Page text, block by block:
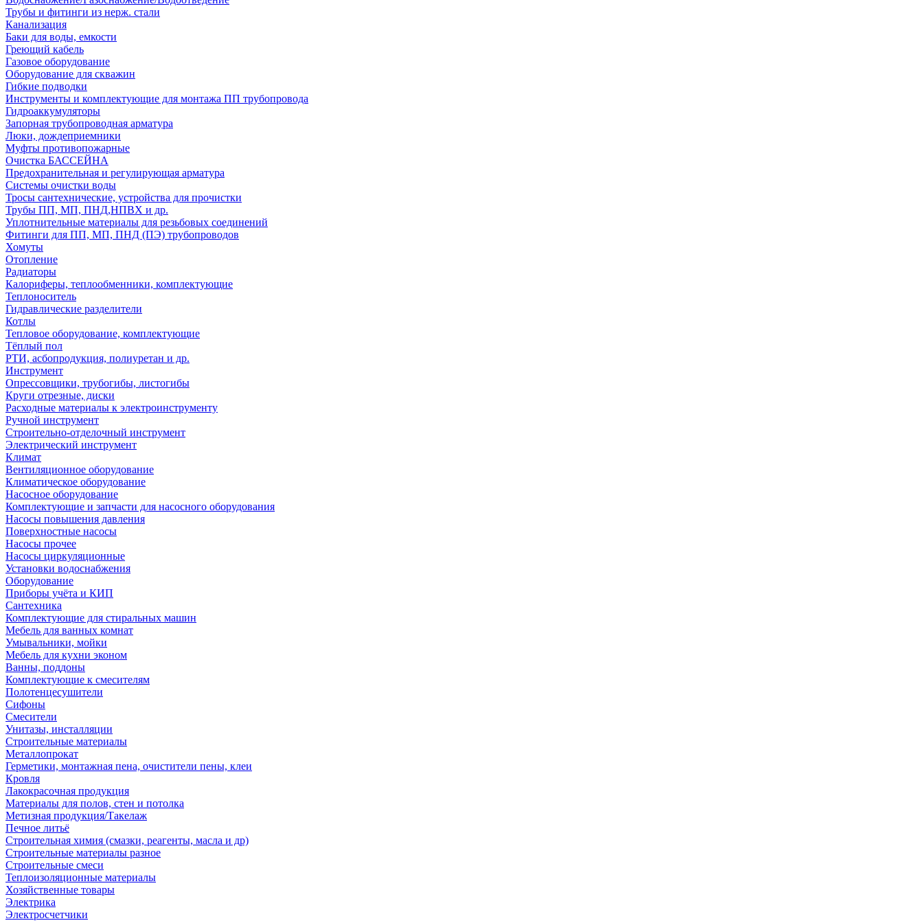
Трубы и фитинги из нерж. стали
Канализация
Баки для воды, емкости
Греющий кабель
Газовое оборудование
Оборудование для скважин
Гибкие подводки
Инструменты и комплектующие для монтажа ПП трубопровода
Гидроаккумуляторы
Запорная трубопроводная арматура
Люки, дождеприемники
Муфты противопожарные
Очистка БАССЕЙНА
Предохранительная и регулирующая арматура
Системы очистки воды
Тросы сантехнические, устройства для прочистки
Трубы ПП, МП, ПНД,НПВХ и др.
Уплотнительные материалы для резьбовых соединений
Фитинги для ПП, МП, ПНД (ПЭ) трубопроводов
Хомуты
Отопление
Радиаторы
Калориферы, теплообменники, комплектующие
Теплоноситель
Гидравлические разделители
Котлы
Тепловое оборудование, комплектующие
Тёплый пол
РТИ, асбопродукция, полиуретан и др.
Инструмент
Опрессовщики, трубогибы, листогибы
Круги отрезные, диски
Расходные материалы к электроинструменту
Ручной инструмент
Строительно-отделочный инструмент
Электрический инструмент
Климат
Вентиляционное оборудование
Климатическое оборудование
Насосное оборудование
Комплектующие и запчасти для насосного оборудования
Насосы повышения давления
Поверхностные насосы
Насосы прочее
Насосы циркуляционные
Установки водоснабжения
Оборудование
Приборы учёта и КИП
Сантехника
Комплектующие для стиральных машин
Мебель для ванных комнат
Умывальники, мойки
Мебель для кухни эконом
Ванны, поддоны
Комплектующие к смесителям
Полотенцесушители
Сифоны
Смесители
Унитазы, инсталляции
Строительные материалы
Металлопрокат
Герметики, монтажная пена, очистители пены, клеи
Кровля
Лакокрасочная продукция
Материалы для полов, стен и потолка
Метизная продукция/Такелаж
Печное литьё
Строительная химия (смазки, реагенты, масла и др)
Строительные материалы разное
Строительные смеси
Теплоизоляционные материалы
Хозяйственные товары
Электрика
Электросчетчики